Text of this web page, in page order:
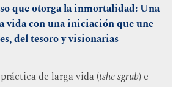
que otorga la inmortalidad: Una
vida con una iniciación que une
del tesoro y visionarias
de larga vida (tshe sgrub) e